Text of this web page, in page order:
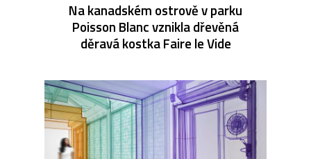
Na kanadském ostrově v parku
Poisson Blanc vznikla dřevěná
děravá kostka Faire le Vide